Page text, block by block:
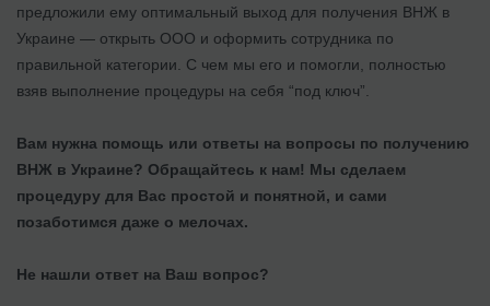
предложили ему оптимальный выход для получения ВНЖ в
Украине — открыть ООО и оформить сотрудника по
правильной категории. С чем мы его и помогли, полностью
взяв выполнение процедуры на себя “под ключ”.
Вам нужна помощь или ответы на вопросы по получению
ВНЖ в Украине? Обращайтесь к нам! Мы сделаем
процедуру для Вас простой и понятной, и сами
позаботимся даже о мелочах.
Не нашли ответ на Ваш вопрос?